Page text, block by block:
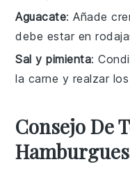
Aguacate: Añade
debe estar en
Sal y pimienta:
la carne y realzar
Consejo De